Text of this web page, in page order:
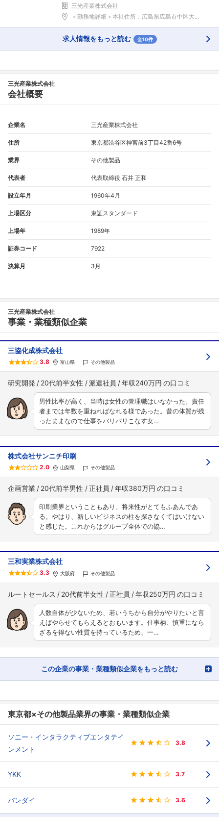
三光産業株式会社
＜勤務地詳細＞本社住所：広島県広島市中区大手町3-...
求人情報をもっと読む 全10件
三光産業株式会社
会社概要
企業名 三光産業株式会社
住所 東京都渋谷区神宮前3丁目42番6号
業界 その他製品
代表者 代表取締役 石井 正和
設立年月 1960年4月
上場区分 東証スタンダード
上場年 1989年
証券コード 7922
決算月 3月
三光産業株式会社
事業・業種類似企業
三協化成株式会社
3.8 富山県 その他製品
研究開発 20代前半女性 派遣社員 年収240万円
男性比率が高く、当時は女性の管理職はいなかった。責任
者までは年数を重ねればなれる様であった。昔の体質が残
ったままなので仕事をバリバリこなす女…
株式会社サンニチ印刷
2.0 山梨県 その他製品
企画営業 20代前半男性 正社員 年収380万円
印刷業界ということもあり、将来性がとてもふあんであ
る。やはり、新しいビジネスの柱を探さなくてはいけない
と感じた。これからはグループ全体での協…
三和実業株式会社
3.3 大阪府 その他製品
ルートセールス 20代前半女性 正社員 年収250万円
人数自体が少ないため、若いうちから自分がやりたいと言
えばやらせてもらえるとおもいます。仕事柄、慎重になら
ざるを得ない性質を持っているため、一…
この企業の事業・業種類似企業をもっと読む
東京都×その他製品業界の事業・業種類似企業
ソニー・インタラクティブエンタテイ
ンメント
3.8
YKK 3.7
バンダイ 3.6